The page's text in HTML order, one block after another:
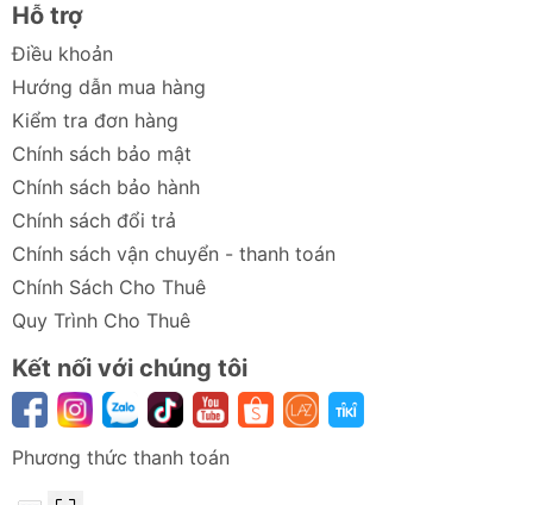
Hỗ trợ
Điều khoản
Hướng dẫn mua hàng
Kiểm tra đơn hàng
Chính sách bảo mật
Chính sách bảo hành
Chính sách đổi trả
Chính sách vận chuyển - thanh toán
Chính Sách Cho Thuê
Quy Trình Cho Thuê
Kết nối với chúng tôi
Phương thức thanh toán